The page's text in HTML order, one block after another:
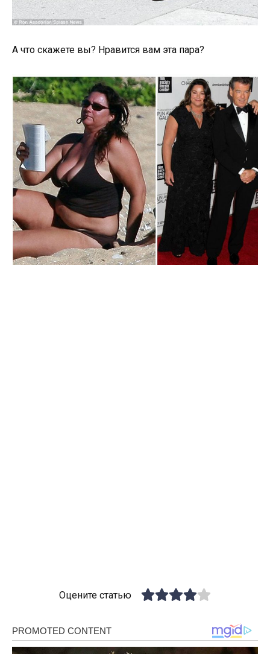
А что скажете вы? Нравится вам эта пара?
Оцените статью